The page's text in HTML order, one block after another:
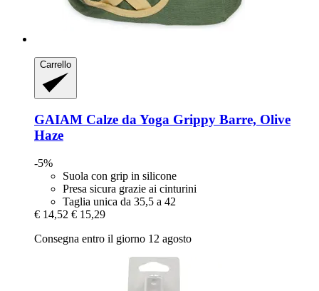
Carrello
GAIAM Calze da Yoga Grippy Barre, Olive
Haze
-5%
Suola con grip in silicone
Presa sicura grazie ai cinturini
Taglia unica da 35,5 a 42
€ 14,52 € 15,29
Consegna entro il giorno 12 agosto